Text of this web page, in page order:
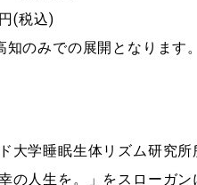
(税込)
のみでの展開となります。
大学睡眠生体リズム研究
の人生を。」をスローガ